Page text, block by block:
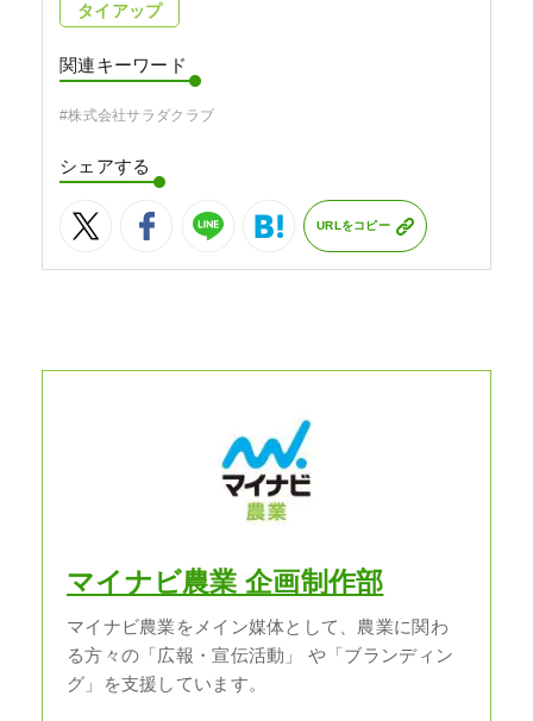
タイアップ
関連キーワード
#株式会社サラダクラブ
シェアする
URLをコピー
マイナビ農業 企画制作部
マイナビ農業をメイン媒体として、農業に関わ
る方々の「広報・宣伝活動」 や「ブランディン
グ」を支援しています。